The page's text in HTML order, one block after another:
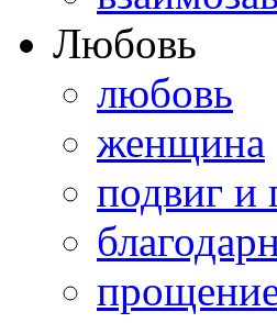
Любовь
любовь
женщина
подвиг и